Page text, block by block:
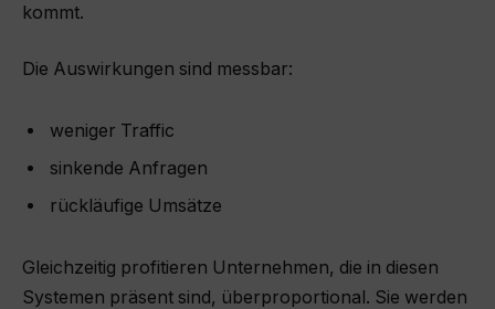
kommt.
Die Auswirkungen sind messbar:
weniger Traffic
sinkende Anfragen
rückläufige Umsätze
Gleichzeitig profitieren Unternehmen, die in diesen
Systemen präsent sind, überproportional. Sie werden